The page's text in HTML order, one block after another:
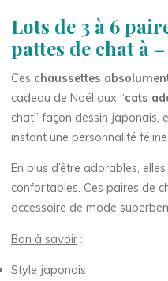
Lots de 3 à 6
pattes de chat à
Ces chaussettes
cadeau de Noël aux “cats
chat” façon dessin japonais,
instant une personnalité féline.
En plus d’être adorables,
confortables. Ces paires de
accessoire de mode
Bon à savoir :
Style japonais